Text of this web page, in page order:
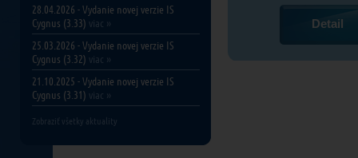
28.04.2026 - Vydanie novej verzie IS
Cygnus (3.33) viac »
25.03.2026 - Vydanie novej verzie IS
Cygnus (3.32) viac »
21.10.2025 - Vydanie novej verzie IS
Cygnus (3.31) viac »
Zobraziť všetky aktuality
Detail